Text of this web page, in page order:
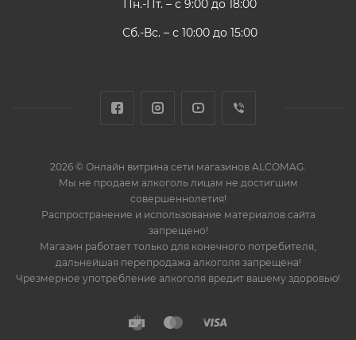
Пн.-Пт. – с 9:00 до 18:00
Сб.-Вс. – с 10:00 до 15:00
2026 © Онлайн витрина сети магазинов ALCOMAG.
Мы не продаем алкоголь лицам не достигшим
совершеннолетия!
Распространение и использование материалов сайта
запрещено!
Магазин работает только для конечного потребителя,
дальнейшая перепродажа алкоголя запрещена!
Чрезмерное употребление алкоголя вредит вашему здоровью!